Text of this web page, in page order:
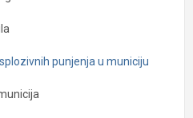
punjenja u municiju